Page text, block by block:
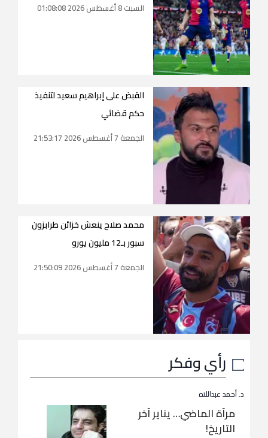
السبت 8 أغسطس 2026 01:08:08
القبض على إبراهيم سعيد لتنفيذ
حكم قضائي
الجمعة 7 أغسطس 2026 21:53:17
محمد صلاح ينعش خزائن طرابزون
سبور بـ12 مليون يورو
الجمعة 7 أغسطس 2026 21:50:09
رأي وفكر
د. أحمد عبداللاه
مرآة الماضي… يناير آخر
التاريخ!